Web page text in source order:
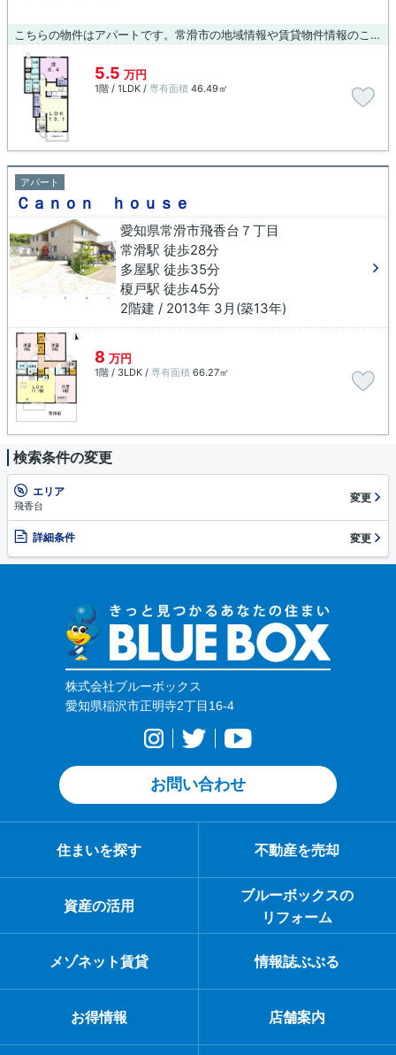
こちらの物件はアパートです。常滑市の地域情報や賃貸物件情報のことなら、当社にお任せ下さい。地域に特化した当社は、豊富な知識と物件が揃っています。お客様のご希望に適した情報をご提供いたします。
5.5 万円
1階 / 1LDK / 専有面積 46.49㎡
アパート
Ｃａｎｏｎ ｈｏｕｓｅ
愛知県常滑市飛香台７丁目
常滑駅 徒歩28分
多屋駅 徒歩35分
榎戸駅 徒歩45分
2階建 / 2013年 3月(築13年)
8 万円
1階 / 3LDK / 専有面積 66.27㎡
検索条件の変更
エリア
飛香台
変更
詳細条件 変更
株式会社ブルーボックス
愛知県稲沢市正明寺2丁目16-4
お問い合わせ
住まいを探す 不動産を売却
資産の活用
ブルーボックスの
リフォーム
メゾネット賃貸 情報誌ぶぶる
お得情報 店舗案内